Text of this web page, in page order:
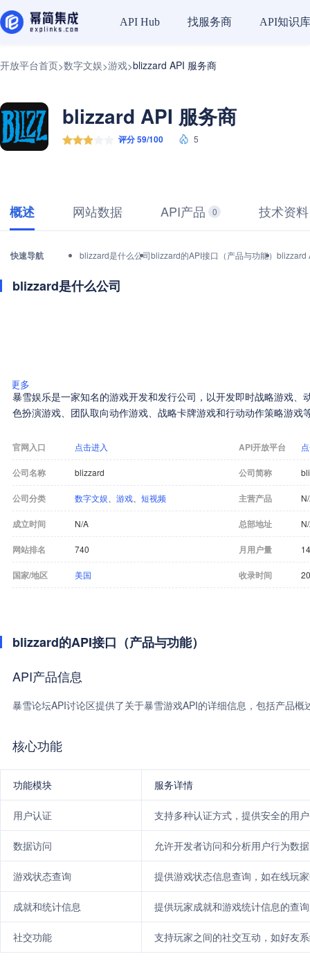
API Hub 找服务商 API知识库
开放平台首页>数字文娱>游戏>blizzard API 服务商
blizzard API 服务商
评分 59/100 5
概述 网站数据 API产品 0 技术资料
快速导航 blizzard是什么公司blizzard的API接口（产品与功能） blizzard
blizzard是什么公司
更多
暴雪娱乐是一家知名的游戏开发和发行公司，以开发即时战略游戏、
色扮演游戏、团队取向动作游戏、战略卡牌游戏和行动动作策略游戏
官网入口 点击进入 API开放平台
公司名称 blizzard 公司简称
公司分类 数字文娱 游戏 短视频 主营产品
成立时间 N/A 总部地址
网站排名 740 月用户量
国家/地区 美国 收录时间
blizzard的API接口（产品与功能）
API产品信息
暴雪论坛API讨论区提供了关于暴雪游戏API的详细信息，包括产品
核心功能
功能模块 服务详情
用户认证 支持多种认证方式，提供安全的用
数据访问 允许开发者访问和分析用户行为数
游戏状态查询 提供游戏状态信息查询，如在线玩
成就和统计信息 提供玩家成就和游戏统计信息的查
社交功能 支持玩家之间的社交互动，如好友